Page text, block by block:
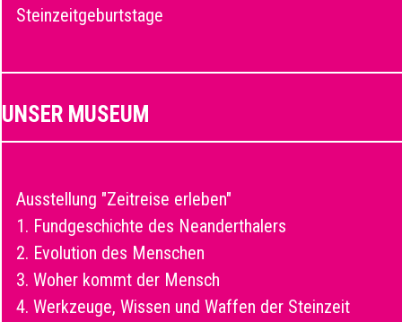
Steinzeitgeburtstage
UNSER MUSEUM
Ausstellung "Zeitreise erleben"
1. Fundgeschichte des Neanderthalers
2. Evolution des Menschen
3. Woher kommt der Mensch
4. Werkzeuge, Wissen und Waffen der Steinzeit